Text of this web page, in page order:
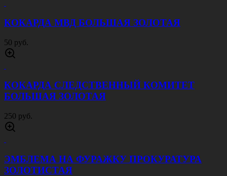
КОКАРДА МВД БОЛЬШАЯ ЗОЛОТАЯ
50 руб.
КОКАРДА СЛЕДСТВЕННЫЙ КОМИТЕТ
БОЛЬШАЯ ЗОЛОТАЯ
250 руб.
ЭМБЛЕМА НА ФУРАЖКУ ПРОКУРАТУРА
ЗОЛОТИСТАЯ